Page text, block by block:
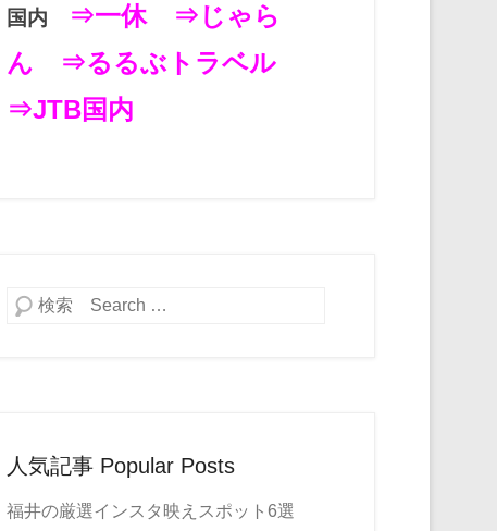
国内 ⇒一休
⇒じゃら
ん
⇒るるぶトラベル
⇒JTB国内
検索
人気記事 Popular Posts
福井の厳選インスタ映えスポット6選